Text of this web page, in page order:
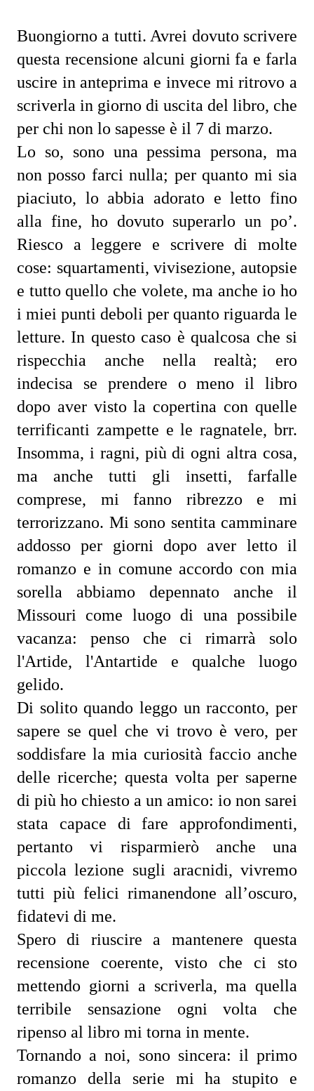
Buongiorno a tutti. Avrei dovuto scrivere
questa recensione alcuni giorni fa e farla
uscire in anteprima e invece mi ritrovo a
scriverla in giorno di uscita del libro, che
per chi non lo sapesse è il 7 di marzo.
Lo so, sono una pessima persona, ma
non posso farci nulla; per quanto mi sia
piaciuto, lo abbia adorato e letto fino
alla fine, ho dovuto superarlo un po’.
Riesco a leggere e scrivere di molte
cose: squartamenti, vivisezione, autopsie
e tutto quello che volete, ma anche io ho
i miei punti deboli per quanto riguarda le
letture. In questo caso è qualcosa che si
rispecchia anche nella realtà; ero
indecisa se prendere o meno il libro
dopo aver visto la copertina con quelle
terrificanti zampette e le ragnatele, brr.
Insomma, i ragni, più di ogni altra cosa,
ma anche tutti gli insetti, farfalle
comprese, mi fanno ribrezzo e mi
terrorizzano. Mi sono sentita camminare
addosso per giorni dopo aver letto il
romanzo e in comune accordo con mia
sorella abbiamo depennato anche il
Missouri come luogo di una possibile
vacanza: penso che ci rimarrà solo
l'Artide, l'Antartide e qualche luogo
gelido.
Di solito quando leggo un racconto, per
sapere se quel che vi trovo è vero, per
soddisfare la mia curiosità faccio anche
delle ricerche; questa volta per saperne
di più ho chiesto a un amico: io non sarei
stata capace di fare approfondimenti,
pertanto vi risparmierò anche una
piccola lezione sugli aracnidi, vivremo
tutti più felici rimanendone all’oscuro,
fidatevi di me.
Spero di riuscire a mantenere questa
recensione coerente, visto che ci sto
mettendo giorni a scriverla, ma quella
terribile sensazione ogni volta che
ripenso al libro mi torna in mente.
Tornando a noi, sono sincera: il primo
romanzo della serie mi ha stupito e